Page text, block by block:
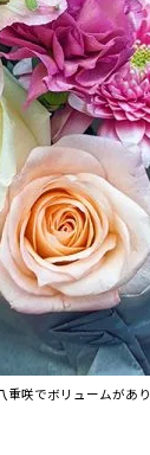
重咲でボリュームがあ